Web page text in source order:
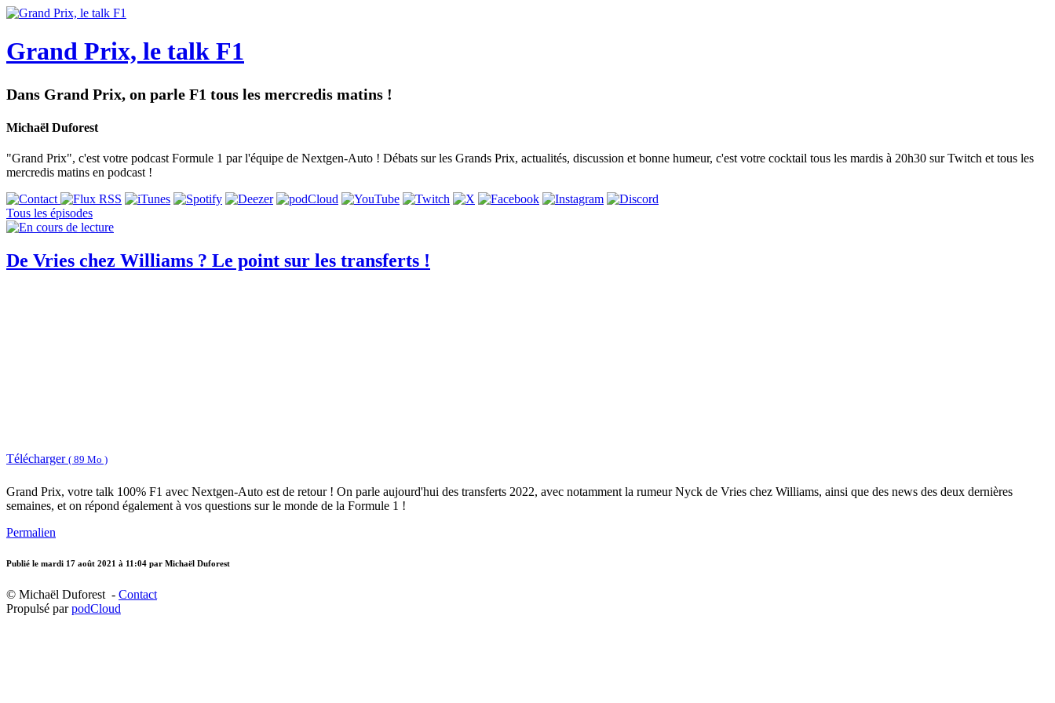
Grand Prix, le talk F1
Dans Grand Prix, on parle F1 tous les mercredis matins !
Michaël Duforest
"Grand Prix", c'est votre podcast Formule 1 par l'équipe de Nextgen-Auto ! Débats sur les Grands Prix, actualités, discussion et bonne humeur, c'est votre cocktail tous les mardis à 20h30 sur Twitch et tous les
mercredis matins en podcast !
Tous les épisodes
De Vries chez Williams ? Le point sur les transferts !
Télécharger ( 89 Mo )
Grand Prix, votre talk 100% F1 avec Nextgen-Auto est de retour ! On parle aujourd'hui des transferts 2022, avec notamment la rumeur Nyck de Vries chez Williams, ainsi que des news des deux dernières
semaines, et on répond également à vos questions sur le monde de la Formule 1 !
Permalien
Publié le mardi 17 août 2021 à 11:04 par Michaël Duforest
© Michaël Duforest - Contact
Propulsé parpodCloud